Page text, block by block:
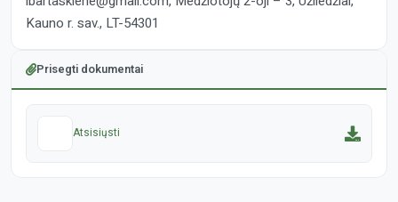
Kauno r. sav., LT-54301
Prisegti dokumentai
Atsisiųsti